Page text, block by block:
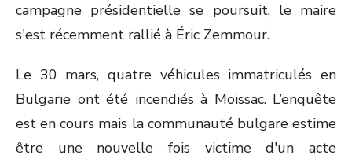
campagne présidentielle se poursuit, le maire
s'est récemment rallié à Éric Zemmour.
Le 30 mars, quatre véhicules immatriculés en
Bulgarie ont été incendiés à Moissac. L’enquête
est en cours mais la communauté bulgare estime
être une nouvelle fois victime d'un acte